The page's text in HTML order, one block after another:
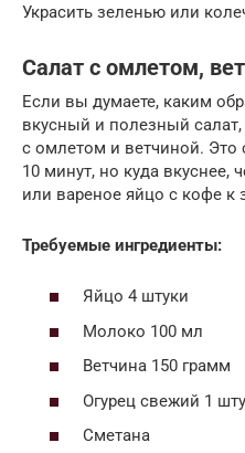
Украсить зеленью или
Салат с омлетом,
Если вы думаете, каким
вкусный и полезный
с омлетом и ветчиной. Это
10 минут, но куда вкуснее,
или вареное яйцо с кофе к
Требуемые ингредиенты:
Яйцо 4 штуки
Молоко 100 мл
Ветчина 150 грамм
Огурец свежий 1
Сметана